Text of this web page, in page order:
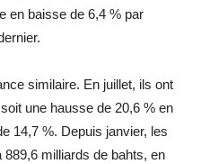
en baisse de 6,4 % par
similaire. En juillet, ils ont
une hausse de 20,6 % en
14,7 %. Depuis janvier, les
889,6 milliards de bahts, en